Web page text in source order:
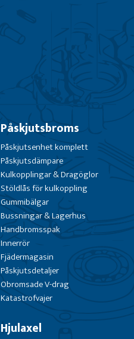
Påskjutsbroms
Påskjutsenhet komplett
Påskjutsdämpare
Kulkopplingar & Dragöglor
Stöldlås för kulkoppling
Gummibälgar
Bussningar & Lagerhus
Handbromsspak
Innerrör
Fjädermagasin
Påskjutsdetaljer
Obromsade V-drag
Katastrofvajer
Hjulaxel